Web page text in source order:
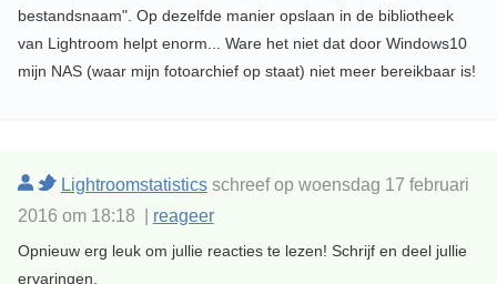
bestandsnaam". Op dezelfde manier opslaan in de bibliotheek
van Lightroom helpt enorm... Ware het niet dat door Windows10
mijn NAS (waar mijn fotoarchief op staat) niet meer bereikbaar is!
Lightroomstatisticsschreef op woensdag 17 februari
2016 om 18:18 | reageer
Opnieuw erg leuk om jullie reacties te lezen! Schrijf en deel jullie
ervaringen.